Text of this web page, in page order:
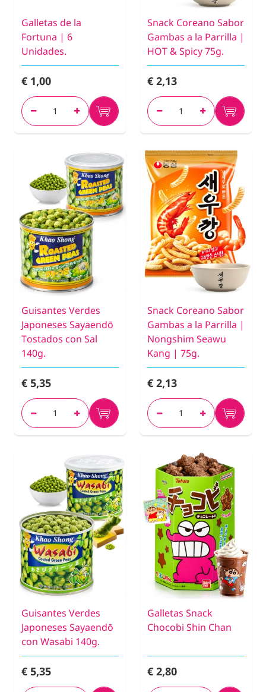
Galletas de la
Fortuna | 6
Unidades.
€ 1,00
Snack Coreano Sabor
Gambas a la Parrilla |
HOT & Spicy 75g.
€ 2,13
Guisantes Verdes
Japoneses Sayaendō
Tostados con Sal
140g.
€ 5,35
Snack Coreano Sabor
Gambas a la Parrilla |
Nongshim Seawu
Kang | 75g.
€ 2,13
Guisantes Verdes
Japoneses Sayaendō
con Wasabi 140g.
€ 5,35
Galletas Snack
Chocobi Shin Chan
€ 2,80